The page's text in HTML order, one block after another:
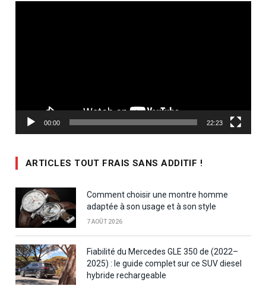
00:00 22:23
ARTICLES TOUT FRAIS SANS ADDITIF !
Comment choisir une montre homme
adaptée à son usage et à son style
7 AOÛT 2026
Fiabilité du Mercedes GLE 350 de (2022–
2025) : le guide complet sur ce SUV diesel
hybride rechargeable